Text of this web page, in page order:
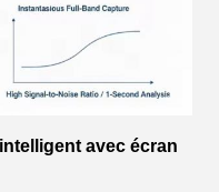
avec écran